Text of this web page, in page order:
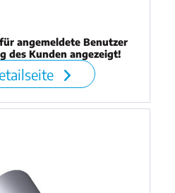
angemeldete Benutzer
des Kunden angezeigt!